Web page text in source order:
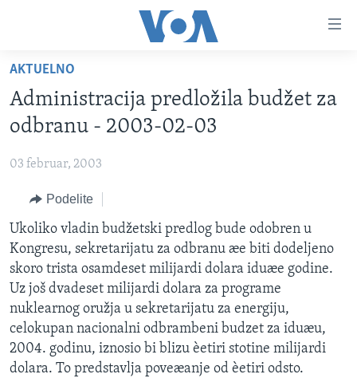
glavni
sadržaj
na
glavnu
pretragu
NASLOVNA
RUBRIKE
BALKAN
GLOBALNE TEME
EKONOMIJA
NAUKA I TEHNOLOGIJA
MEDICINA
KULTURA
DRUŠTVO
SPORT
OTVORENI STUDIO
IZ AMERIKE
PRATITE NAS
Jezici
AKTUELNO
Administracija predložila budžet za
odbranu - 2003-02-03
03 februar, 2003
Podelite
Ukoliko vladin budžetski predlog bude odobren u
Kongresu, sekretarijatu za odbranu æe biti dodeljeno
skoro trista osamdeset milijardi dolara iduæe godine.
Uz još dvadeset milijardi dolara za programe
nuklearnog oružja u sekretarijatu za energiju,
celokupan nacionalni odbrambeni budzet za iduæu,
2004. godinu, iznosio bi blizu èetiri stotine milijardi
dolara. To predstavlja poveæanje od èetiri odsto.